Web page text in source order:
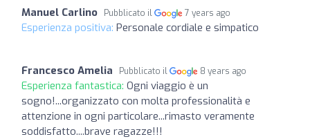
Manuel Carlino Pubblicato il 7 years ago
Esperienza positiva: Personale cordiale e simpatico
Francesco Amelia Pubblicato il 8 years ago
Esperienza fantastica: Ogni viaggio è un
sogno!...organizzato con molta professionalità e
attenzione in ogni particolare...rimasto veramente
soddisfatto....brave ragazze!!!